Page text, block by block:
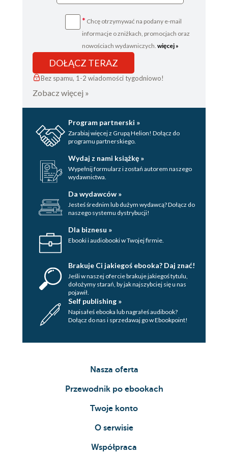
* Chcę otrzymywać na podany e-mail
informacje o zniżkach, promocjach oraz
nowościach wydawniczych. więcej »
DOŁĄCZ TERAZ
Bez spamu, 1-2 wiadomości tygodniowo!
Zobacz więcej »
Program partnerski »
Zarabiaj więcej z Grupą Helion! Dołącz do
programu partnerskiego.
Wydaj z nami książkę »
Wypełnij formularz i zostań autorem naszego
wydawnictwa.
Da wydawców »
Jesteś średnim lub dużym wydawcą? Dołącz do
naszego systemu dystrybucji!
Dla biznesu »
Ebooki i audiobooki w Twojej firmie.
Brakuje Ci jakiegoś ebooka? Daj znać!
Jeśli w naszej ofercie brakuje jakiegoś tytulu,
dołożymy starań, by jak najszybciej się u nas
pojawił.
Self publishing »
Napisałeś ebooka lub nagrałeś audibook?
Dołącz do nas i sprzedawaj go w Ebookpoint!
Nasza oferta
Przewodnik po ebookach
Twoje konto
O serwisie
Współpraca